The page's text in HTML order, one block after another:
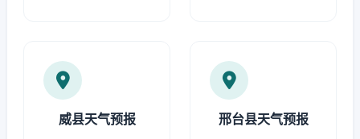
威县天气预报 邢台县天气预报